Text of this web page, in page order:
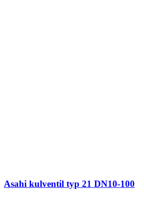
Asahi kulventil typ 21 DN10-100